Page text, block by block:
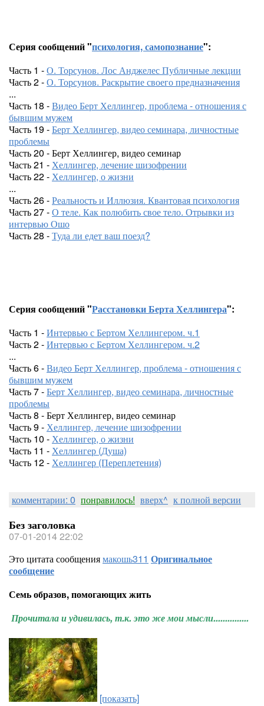
Серия сообщений "психология, самопознание":
Часть 1 -О. Торсунов. Лос Анджелес Публичные лекции
Часть 2 -О. Торсунов. Раскрытие своего предназначения
...
Часть 18 -Видео Берт Хеллингер, проблема - отношения с
бывшим мужем
Часть 19 -Берт Хеллингер, видео семинара, личностные
проблемы
Часть 20 - Берт Хеллингер, видео семинар
Часть 21 -Хеллингер, лечение шизофрении
Часть 22 -Хеллингер, о жизни
...
Часть 26 -Реальность и Иллюзия. Квантовая психология
Часть 27 -О теле. Как полюбить свое тело. Отрывки из
интервью Ошо
Часть 28 -Туда ли едет ваш поезд?
Серия сообщений "Расстановки Берта Хеллингера":
Часть 1 -Интервью с Бертом Хеллингером. ч.1
Часть 2 -Интервью с Бертом Хеллингером. ч.2
...
Часть 6 -Видео Берт Хеллингер, проблема - отношения с
бывшим мужем
Часть 7 -Берт Хеллингер, видео семинара, личностные
проблемы
Часть 8 - Берт Хеллингер, видео семинар
Часть 9 -Хеллингер, лечение шизофрении
Часть 10 -Хеллингер, о жизни
Часть 11 -Хеллингер (Душа)
Часть 12 -Хеллингер (Переплетения)
комментарии: 0 понравилось! вверх^ к полной версии
Без заголовка
07-01-2014 22:02
Это цитата сообщениямакошь311 Оригинальное
сообщение
Семь образов, помогающих жить
Прочитала и удивилась, т.к. это же мои мысли...............
[показать]